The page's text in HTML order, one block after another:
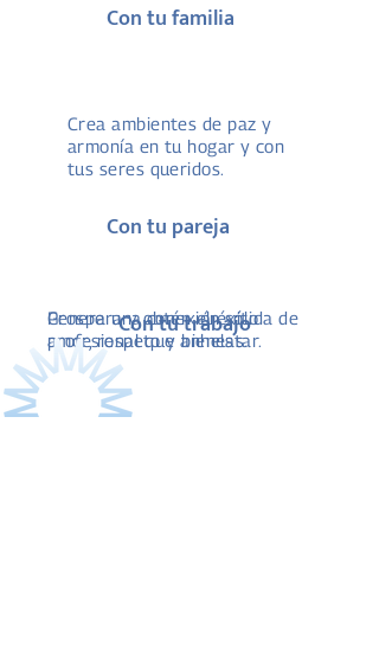
Con tu familia
Crea ambientes de paz y
armonía en tu hogar y con
tus seres queridos.
Con tu pareja
Genera una conexión sólida de
amor, respeto y bienestar.
Con tu trabajo
Prospera y obtén el éxito
profesional que anhelas.